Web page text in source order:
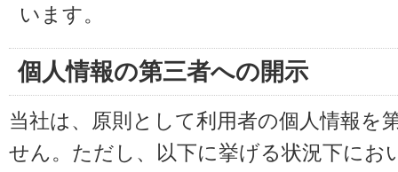
います。
個人情報の第三者への開示
当社は、原則として利用者の個人情報を
せん。ただし、以下に挙げる状況下にお